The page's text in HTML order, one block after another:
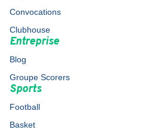
Convocations
Clubhouse
Entreprise
Blog
Groupe Scorers
Sports
Football
Basket